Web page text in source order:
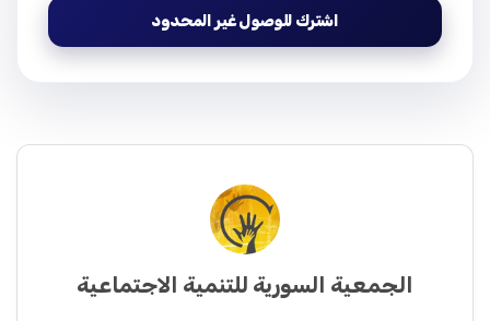
اشترك للوصول غير المحدود
الجمعية السورية للتنمية الاجتماعية